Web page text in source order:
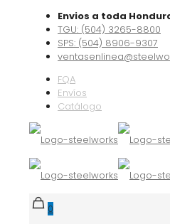
Envios a toda
TGU: (504) 3265-8800
SPS: (504) 8906-9307
FQA
Envíos
Catálogo
0